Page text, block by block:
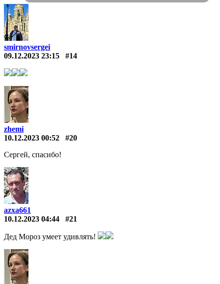
smirnovsergei
09.12.2023 23:15
#14
zhemi
10.12.2023 00:52
#20
Сергей, спасибо!
azxa661
10.12.2023 04:44
#21
Дед Мороз умеет удивлять!